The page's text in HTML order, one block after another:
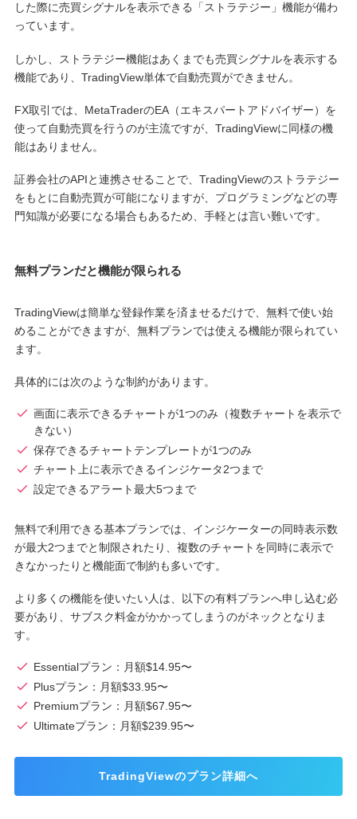
した際に売買シグナルを表示できる「ストラテジー」機能が備わ
っています。
しかし、ストラテジー機能はあくまでも売買シグナルを表示する
機能であり、TradingView単体で自動売買ができません。
FX取引では、MetaTraderのEA（エキスパートアドバイザー）を
使って自動売買を行うのが主流ですが、TradingViewに同様の機
能はありません。
証券会社のAPIと連携させることで、TradingViewのストラテジー
をもとに自動売買が可能になりますが、プログラミングなどの専
門知識が必要になる場合もあるため、手軽とは言い難いです。
無料プランだと機能が限られる
TradingViewは簡単な登録作業を済ませるだけで、無料で使い始
めることができますが、無料プランでは使える機能が限られてい
ます。
具体的には次のような制約があります。
画面に表示できるチャートが1つのみ（複数チャートを表示で
きない）
保存できるチャートテンプレートが1つのみ
チャート上に表示できるインジケータ2つまで
設定できるアラート最大5つまで
無料で利用できる基本プランでは、インジケーターの同時表示数
が最大2つまでと制限されたり、複数のチャートを同時に表示で
きなかったりと機能面で制約も多いです。
より多くの機能を使いたい人は、以下の有料プランへ申し込む必
要があり、サブスク料金がかかってしまうのがネックとなりま
す。
Essentialプラン：月額$14.95〜
Plusプラン：月額$33.95〜
Premiumプラン：月額$67.95〜
Ultimateプラン：月額$239.95〜
TradingViewのプラン詳細へ